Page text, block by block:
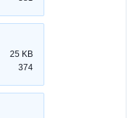
25 KB
374